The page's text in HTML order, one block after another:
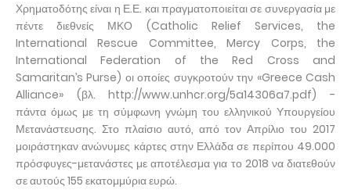
Χρηματοδότης είναι η Ε.Ε. και πραγματοποιείται σε συνεργασία με
πέντε διεθνείς ΜΚΟ (Catholic Relief Services, the
International Rescue Committee, Mercy Corps, the
International Federation of the Red Cross and
Samaritan’s Purse) οι οποίες συγκροτούν την «Greece Cash
Alliance» (βλ. http://www.unhcr.org/5a14306a7.pdf) -
πάντα όμως με τη σύμφωνη γνώμη του ελληνικού Υπουργείου
Μετανάστευσης. Στο πλαίσιο αυτό, από τον Απρίλιο του 2017
μοιράστηκαν ανώνυμες κάρτες στην Ελλάδα σε περίπου 49.000
πρόσφυγες-μετανάστες με αποτέλεσμα για το 2018 να διατεθούν
σε αυτούς 155 εκατομμύρια ευρώ.